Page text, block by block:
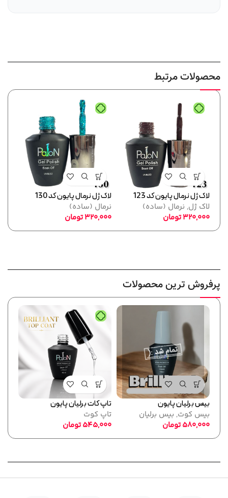
محصولات مرتبط
لاک ژل نرمال پایون کد 123
لاک ژل, نرمال (ساده)
320,000تومان
لاک ژل نرمال پایون کد 130
نرمال (ساده)
320,000تومان
پرفروش ترین محصولات
بیس برلیان پایون
بیس کوت, بیس برلیان
580,000تومان
تاپ کات برلیان پایون
تاپ کوت
545,000تومان